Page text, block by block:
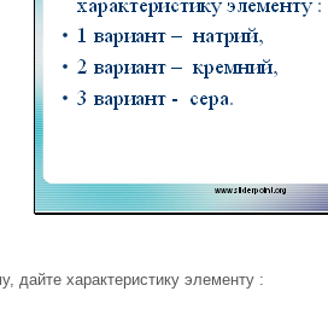
дайте характеристику элементу :